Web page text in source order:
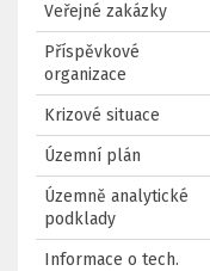
Veřejné zakázky
Příspěvkové
organizace
Krizové situace
Územní plán
Územně analytické
podklady
Informace o tech.